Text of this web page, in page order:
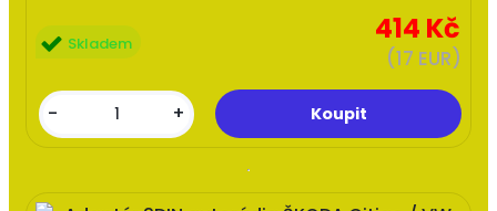
414 Kč
(17 EUR)
Skladem
- +